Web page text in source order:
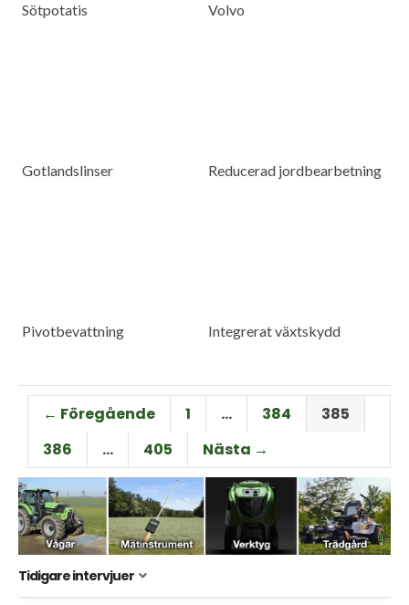
Sötpotatis Volvo
Gotlandslinser Reducerad jordbearbetning
Pivotbevattning Integrerat växtskydd
← Föregående 1 … 384
385
386
… 405 Nästa →
Tidigare intervjuer